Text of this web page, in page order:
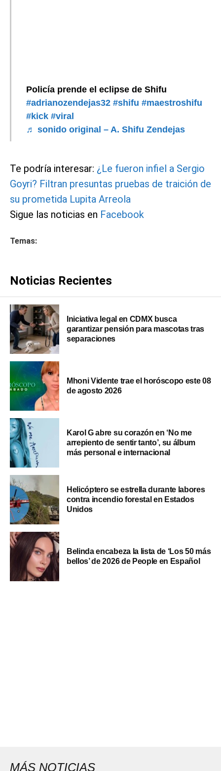
Policía prende el eclipse de Shifu
#adrianozendejas32 #shifu #maestroshifu
#kick #viral
♬ sonido original – A. Shifu Zendejas
Te podría interesar: ¿Le fueron infiel a Sergio
Goyri? Filtran presuntas pruebas de traición de
su prometida Lupita Arreola
Sigue las noticias en Facebook
Temas:
Noticias Recientes
Iniciativa legal en CDMX busca
garantizar pensión para mascotas tras
separaciones
Mhoni Vidente trae el horóscopo este 08
de agosto 2026
Karol G abre su corazón en ‘No me
arrepiento de sentir tanto’, su álbum
más personal e internacional
Helicóptero se estrella durante labores
contra incendio forestal en Estados
Unidos
Belinda encabeza la lista de ‘Los 50 más
bellos’ de 2026 de People en Español
MÁS NOTICIAS